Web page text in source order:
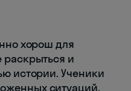
хорош для
и
истории. Ученики
ситуаций,